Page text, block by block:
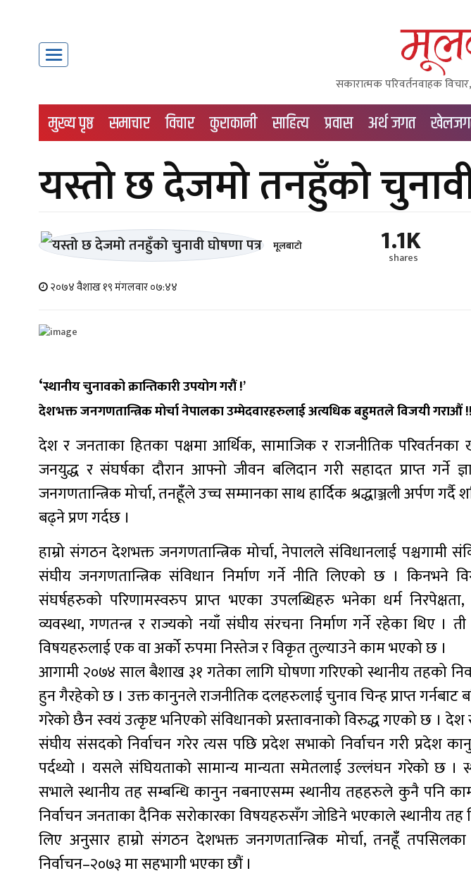
सकारात्मक परिवर्तनवाहक
मुख्य पृष्ठ समाचार विचार कुराकानी साहित्य प्रवास अर्थ जगत
यस्तो छ देजमो तनहुँको
मूलबाटाे
२०७४ वैशाख १९ मंगलवार ०७:४४
1.1K
shares
‘स्थानीय चुनावको क्रान्तिकारी उपयोग गरौं !’
देशभक्त जनगणतान्त्रिक मोर्चा नेपालका उम्मेदवारहरुलाई अत्यधिक बहुमतले विजयी गराऔं
देश र जनताका हितका पक्षमा आर्थिक, सामाजिक र राजनीतिक
जनयुद्ध र संघर्षका दौरान आफ्नो जीवन बलिदान गरी सहादत प्राप्त गर्ने
जनगणतान्त्रिक मोर्चा, तनहूँँले उच्च सम्मानका साथ हार्दिक श्रद्धाञ्जली अर्पण
बढ्ने प्रण गर्दछ ।
हाम्रो संगठन देशभक्त जनगणतान्त्रिक मोर्चा, नेपालले संविधानलाई पश्चगामी
संघीय जनगणतान्त्रिक संविधान निर्माण गर्ने नीति लिएको छ । किनभने
संघर्षहरुको परिणामस्वरुप प्राप्त भएका उपलब्धिहरु भनेका धर्म निरपेक्षता,
व्यवस्था, गणतन्त्र र राज्यको नयाँ संघीय संरचना निर्माण गर्ने रहेका थिए ।
विषयहरुलाई एक वा अर्को रुपमा निस्तेज र विकृत तुल्याउने काम भएको छ ।
आगामी २०७४ साल बैशाख ३१ गतेका लागि घोषणा गरिएको स्थानीय तहको
हुन गैरहेको छ । उक्त कानुनले राजनीतिक दलहरुलाई चुनाव चिन्ह प्राप्त गर्नबाट
गरेको छैन स्वयं उत्कृष्ट भनिएको संविधानको प्रस्तावनाको विरुद्ध गएको छ ।
संघीय संसदको निर्वाचन गरेर त्यस पछि प्रदेश सभाको निर्वाचन गरी प्रदेश
पर्दथ्यो । यसले संघियताको सामान्य मान्यता समेतलाई उल्लंघन गरेको छ ।
सभाले स्थानीय तह सम्बन्धि कानुन नबनाएसम्म स्थानीय तहहरुले कुनै पनि
निर्वाचन जनताका दैनिक सरोकारका विषयहरुसँग जोडिने भएकाले स्थानीय तह
लिए अनुसार हाम्रो संगठन देशभक्त जनगणतान्त्रिक मोर्चा, तनहूँँ तपसिलका
निर्वाचन–२०७३ मा सहभागी भएका छौं ।